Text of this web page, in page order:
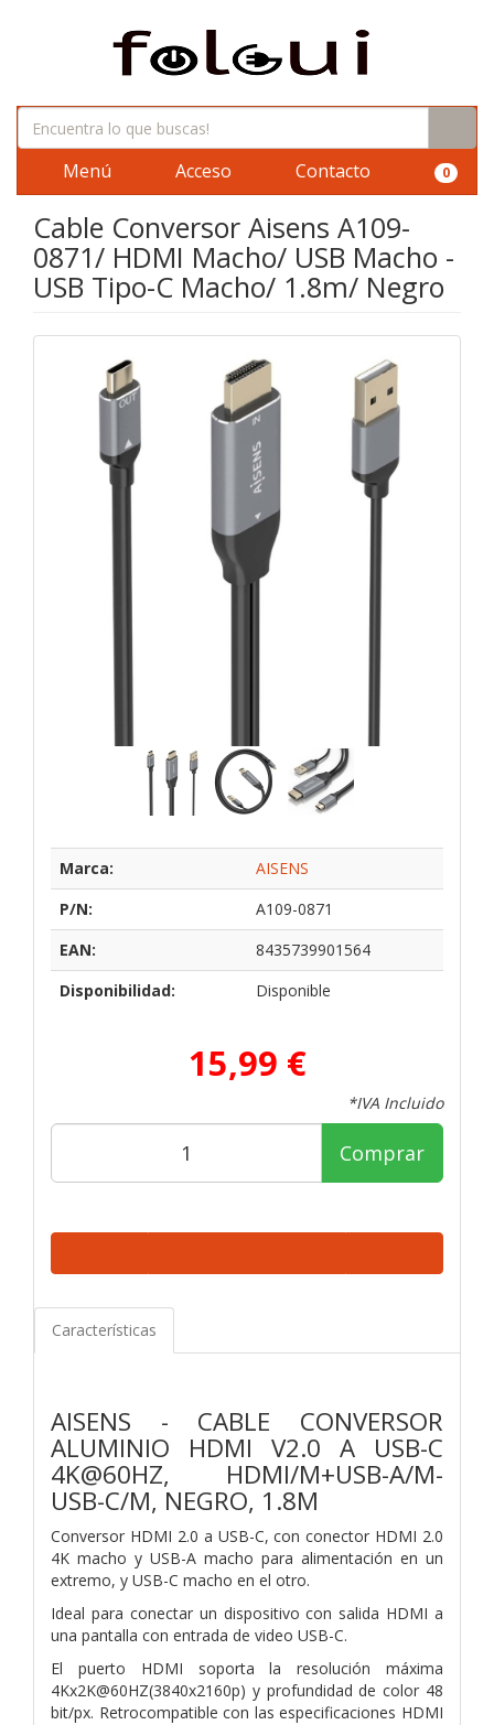
Menú Acceso Contacto 0
Cable Conversor Aisens A109-
0871/ HDMI Macho/ USB Macho -
USB Tipo-C Macho/ 1.8m/ Negro
Marca:
AISENS
P/N:
A109-0871
EAN:
8435739901564
Disponibilidad:
Disponible
15,99 €
*IVA Incluido
Comprar
Características
AISENS - CABLE CONVERSOR
ALUMINIO HDMI V2.0 A USB-C
4K@60HZ, HDMI/M+USB-A/M-
USB-C/M, NEGRO, 1.8M
Conversor HDMI 2.0 a USB-C, con conector HDMI 2.0
4K macho y USB-A macho para alimentación en un
extremo, y USB-C macho en el otro.
Ideal para conectar un dispositivo con salida HDMI a
una pantalla con entrada de video USB-C.
El puerto HDMI soporta la resolución máxima
4Kx2K@60HZ(3840x2160p) y profundidad de color 48
bit/px. Retrocompatible con las especificaciones HDMI